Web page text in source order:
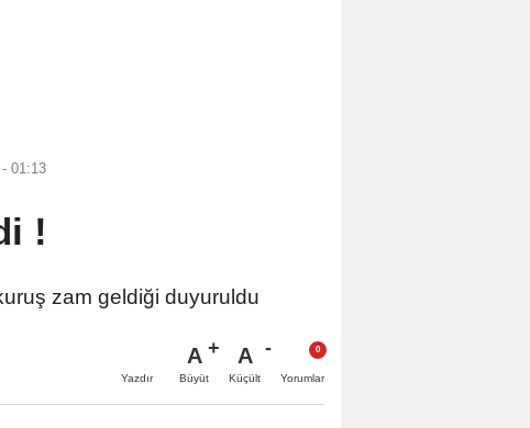
01:13
!
zam geldiği duyuruldu
Yazdır
A
Büyüt
A
Küçült Yorumlar